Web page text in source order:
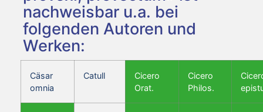
nachweisbar u.a. bei
folgenden Autoren und
Werken:
Cäsar
omnia
Catull
Cicero
Orat.
Cicero
Philos.